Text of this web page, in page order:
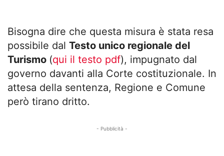
Bisogna dire che questa misura è stata resa
possibile dal Testo unico regionale del
Turismo (qui il testo pdf), impugnato dal
governo davanti alla Corte costituzionale. In
attesa della sentenza, Regione e Comune
però tirano dritto.
- Pubblicità -